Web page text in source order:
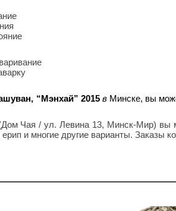
“Мэнхай” 2015 вМинске, вы
Чая / ул. Левина 13, Минск-Мир) вы
ерип и многие другие варианты.